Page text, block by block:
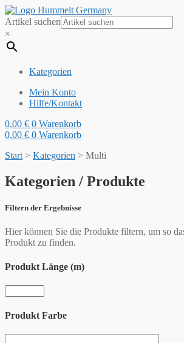
Artikel suchen
×
Kategorien
Mein Konto
Hilfe/Kontakt
0,00 € 0 Warenkorb
0,00 € 0 Warenkorb
Start > Kategorien > Multi
Kategorien / Produkte
Filtern der Ergebnisse
Hier können Sie die Produkte filtern, um so
Produkt zu finden.
Produkt Länge (m)
Produkt Farbe